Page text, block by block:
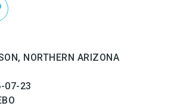
NORTHERN ARIZONA
07-23